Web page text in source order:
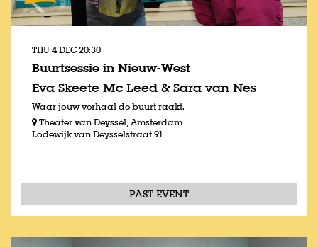
Buurtsessie in Nieuw-West
Eva Skeete Mc Leed & Sara van Nes
THU 4 DEC20:30
Waar jouw verhaal de buurt raakt.
Theater van Deyssel, Amsterdam
Lodewijk van Deysselstraat 91
PAST EVENT